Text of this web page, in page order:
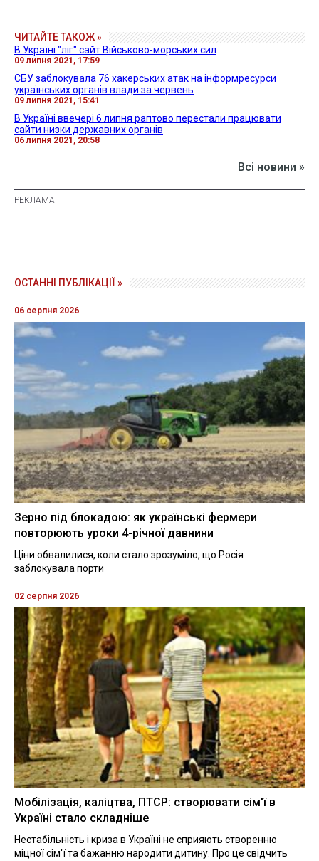
ЧИТАЙТЕ ТАКОЖ »
В Україні "ліг" сайт Військово-морських сил
09 липня 2021, 17:59
СБУ заблокувала 76 хакерських атак на інформресурси
українських органів влади за червень
09 липня 2021, 15:41
В Україні ввечері 6 липня раптово перестали працювати
сайти низки державних органів
06 липня 2021, 20:58
Всі новини »
ОСТАННІ ПУБЛІКАЦІЇ »
06 серпня 2026
Зерно під блокадою: як українські фермери
повторюють уроки 4-річної давнини
Ціни обвалилися, коли стало зрозуміло, що Росія
заблокувала порти
02 серпня 2026
Мобілізація, каліцтва, ПТСР: створювати сім'ї в
Україні стало складніше
Нестабільність і криза в Україні не сприяють створенню
міцної сім'ї та бажанню народити дитину. Про це свідчить